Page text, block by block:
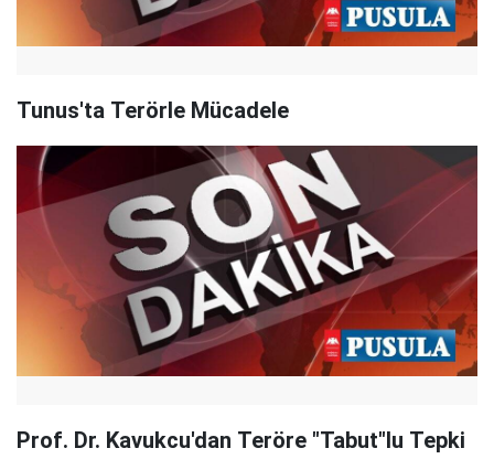
Tunus'ta Terörle Mücadele
Prof. Dr. Kavukcu'dan Teröre "Tabut"lu Tepki